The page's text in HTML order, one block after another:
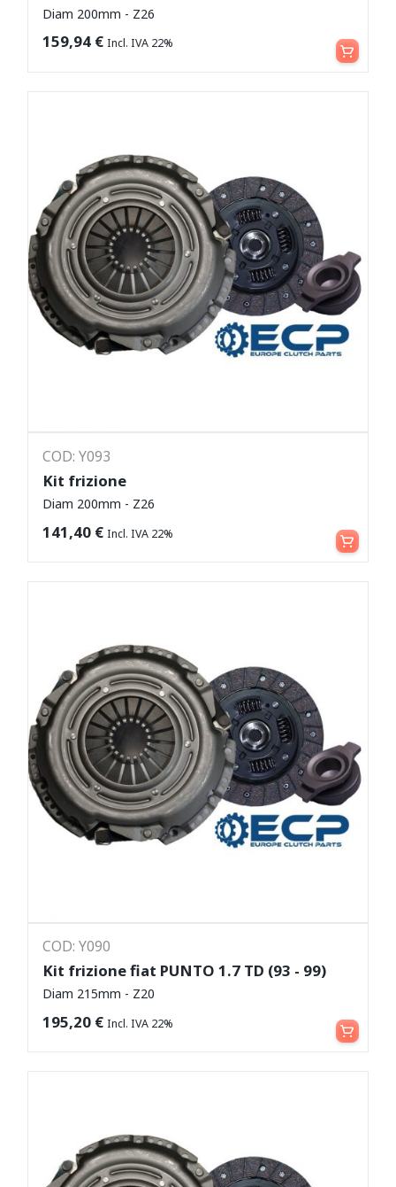
Diam 200mm - Z26
159,94 € Incl. IVA 22% Leggi tutto
COD: Y093
Kit frizione
Diam 200mm - Z26
141,40 € Incl. IVA 22% Leggi tutto
COD: Y090
Kit frizione fiat PUNTO 1.7 TD (93 - 99)
Diam 215mm - Z20
195,20 € Incl. IVA 22% Aggiungi al carrello